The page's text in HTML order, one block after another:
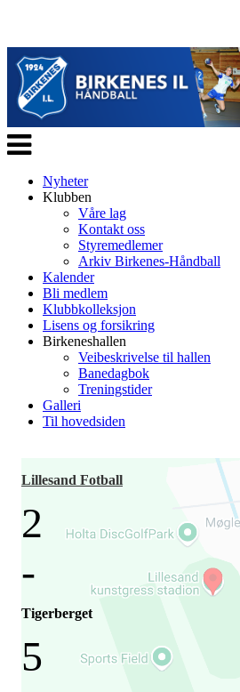
Veksle
navigasjon
Nyheter
Klubben
Våre lag
Kontakt oss
Styremedlemer
Arkiv Birkenes-Håndball
Kalender
Bli medlem
Klubbkolleksjon
Lisens og forsikring
Birkeneshallen
Veibeskrivelse til hallen
Banedagbok
Treningstider
Galleri
Til hovedsiden
Lillesand Fotball
2
-
Tigerberget
5